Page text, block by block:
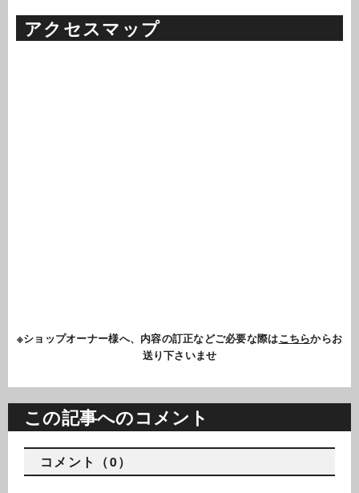
アクセスマップ
※ショップオーナー様へ、内容の訂正などご必要な際はこちらからお
送り下さいませ
この記事へのコメント
コメント（0）